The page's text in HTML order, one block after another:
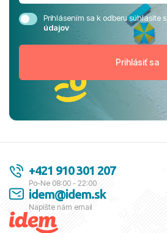
Prihlásením sa k odberu súhlasíte s
údajov
+421 910 301 207
Po-Ne 08:00 - 22:00
idem@idem.sk
Napíšte nám email